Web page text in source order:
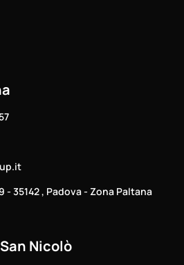
- 35142 , Padova - Zona Paltana
Nicolò